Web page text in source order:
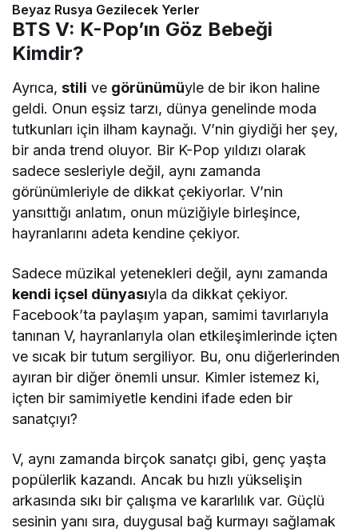
Beyaz Rusya Gezilecek Yerler
BTS V: K-Pop’ın Göz Bebeği
Kimdir?
Ayrıca,stili ve görünümüyle de bir ikon haline
geldi. Onun eşsiz tarzı, dünya genelinde moda
tutkunları için ilham kaynağı. V’nin giydiği her şey,
bir anda trend oluyor. Bir K-Pop yıldızı olarak
sadece sesleriyle değil, aynı zamanda
görünümleriyle de dikkat çekiyorlar. V’nin
yansıttığı anlatım, onun müziğiyle birleşince,
hayranlarını adeta kendine çekiyor.
Sadece müzikal yetenekleri değil, aynı zamanda
kendi içsel dünyasıyla da dikkat çekiyor.
Facebook’ta paylaşım yapan, samimi tavırlarıyla
tanınan V, hayranlarıyla olan etkileşimlerinde içten
ve sıcak bir tutum sergiliyor. Bu, onu diğerlerinden
ayıran bir diğer önemli unsur. Kimler istemez ki,
içten bir samimiyetle kendini ifade eden bir
sanatçıyı?
V, aynı zamanda birçok sanatçı gibi, genç yaşta
popülerlik kazandı. Ancak bu hızlı yükselişin
arkasında sıkı bir çalışma ve kararlılık var. Güçlü
sesinin yanı sıra, duygusal bağ kurmayı sağlamak